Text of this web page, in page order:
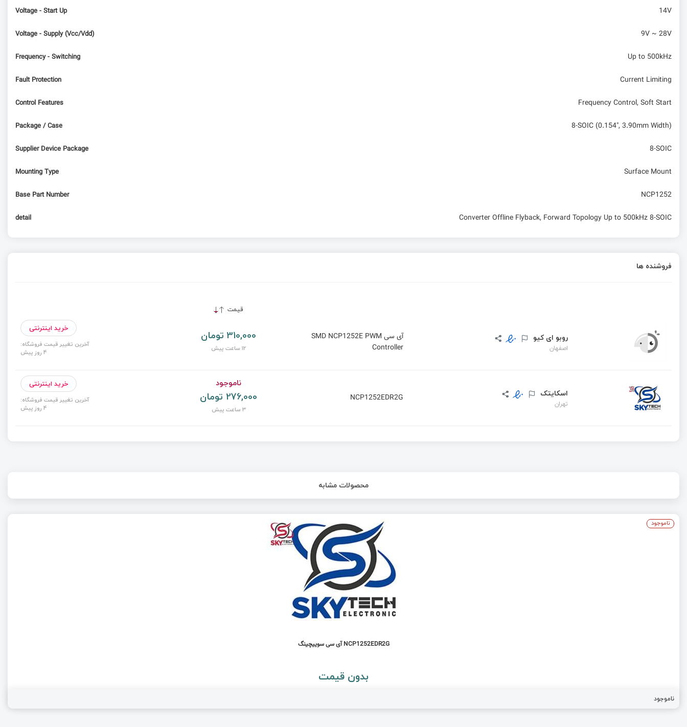
Voltage - Start Up 14V
Voltage - Supply (Vcc/Vdd) 9V ~ 28V
Frequency - Switching Up to 500kHz
Fault Protection Current Limiting
Control Features Frequency Control, Soft Start
Package / Case 8-SOIC (0.154", 3.90mm Width)
Supplier Device Package 8-SOIC
Mounting Type Surface Mount
Base Part Number NCP1252
detail Converter Offline Flyback, Forward Topology Up to 500kHz 8-SOIC
فروشنده ها
قیمت
روبو ای کیو
اصفهان
آی سی SMD NCP1252E PWM
Controller
310,000 تومان
12 ساعت پیش
خرید اینترنتی
آخرین تغییر قیمت فروشگاه:
4 روز پیش
اسکایتک
تهران
NCP1252EDR2G
ناموجود
276,000 تومان
3 ساعت پیش
خرید اینترنتی
آخرین تغییر قیمت فروشگاه:
4 روز پیش
محصولات مشابه
NCP1252EDR2G آی سی سوییچینگ
بدون قیمت
ناموجود
ناموجود